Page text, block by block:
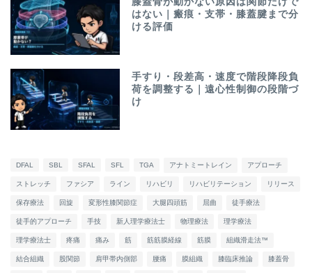
はない｜瘢痕・支帯・膝蓋腱まで分
ける評価
手すり・段差高・速度で階段降段負
荷を調整する｜遠心性制御の段階づ
け
DFAL SBL SFAL SFL TGA アナトミートレイン アプローチ
ストレッチ ファシア ライン リハビリ リハビリテーション リリース
保存療法 回旋 変形性膝関節症 大腿四頭筋 屈曲 徒手療法
徒手的アプローチ 手技 新人理学療法士 物理療法 理学療法
理学療法士 疼痛 痛み 筋 筋筋膜経線 筋膜 組織滑走法™
結合組織 股関節 肩甲帯内側部 腰痛 膜組織 膝臨床推論 膝蓋骨